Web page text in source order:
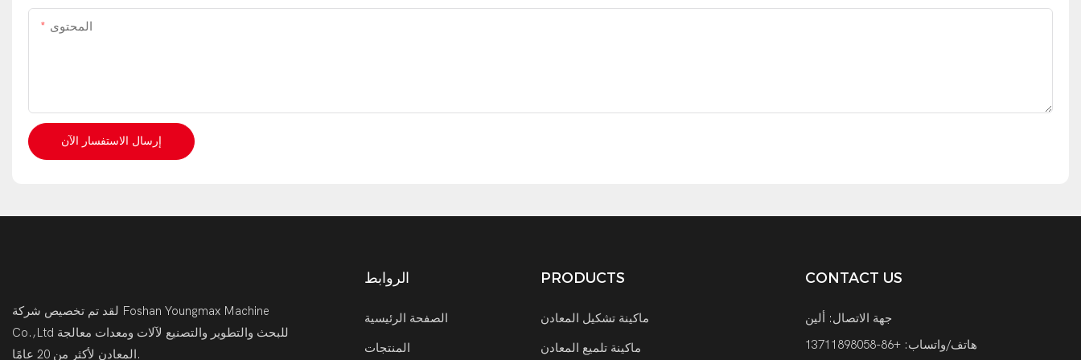
المحتوى
إرسال الاستفسار الآن
لقد تم تخصيص شركة Foshan Youngmax Machine
Co.,Ltd للبحث والتطوير والتصنيع لآلات ومعدات معالجة
المعادن لأكثر من 20 عامًا.
الروابط
الصفحة الرئيسية
المنتجات
PRODUCTS
ماكينة تشكيل المعادن
ماكينة تلميع المعادن
CONTACT US
جهة الاتصال: ألين
هاتف/واتساب: +86-13711898058